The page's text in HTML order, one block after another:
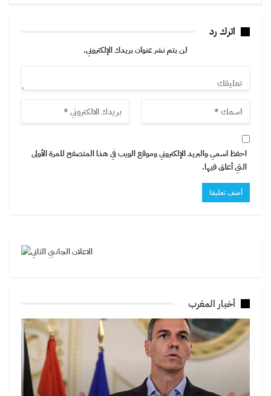
اترك رد
لن يتم نشر عنوان بريدك الإلكتروني.
احفظ اسمي والبريد الإلكتروني وموقع الويب في هذا المتصفح للمرة الأولى
التي أعلق فيها.
أخبار المغرب